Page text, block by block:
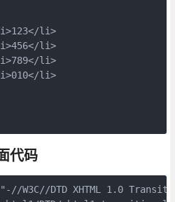
li>
li>
li>
li>
代码
"-//W3C//DTD XHTML 1.0